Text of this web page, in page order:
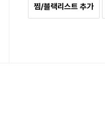
찜/블랙리스트 추가